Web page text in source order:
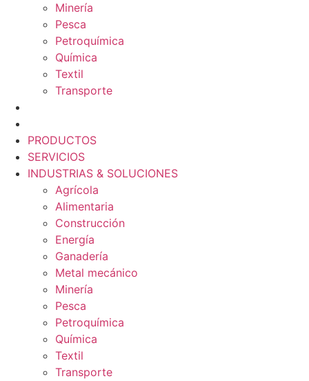
Minería
Pesca
Petroquímica
Química
Textil
Transporte
PRODUCTOS
SERVICIOS
INDUSTRIAS & SOLUCIONES
Agrícola
Alimentaria
Construcción
Energía
Ganadería
Metal mecánico
Minería
Pesca
Petroquímica
Química
Textil
Transporte